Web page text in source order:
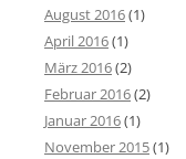
August 2016(1)
April 2016(1)
März 2016(2)
Februar 2016(2)
Januar 2016(1)
November 2015(1)